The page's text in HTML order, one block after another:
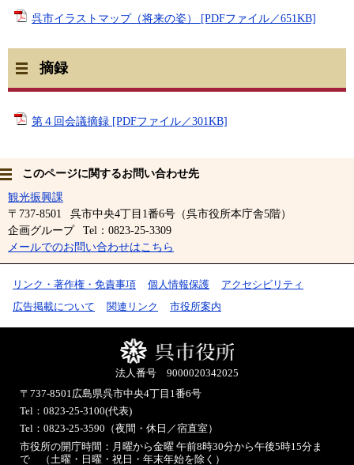
呉市イラストマップ（将来の姿） [PDFファイル／651KB]
摘録
第４回会議摘録 [PDFファイル／301KB]
このページに関するお問い合わせ先
観光振興課
〒737-8501
呉市中央4丁目1番6号（呉市役所本庁舎5階）
企画グループ
Tel：0823-25-3309
メールでのお問い合わせはこちら
リンク・著作権・免責事項 個人情報保護
アクセシビリティ
広告掲載について
関連リンク 市役所案内
法人番号 9000020342025
〒737-8501広島県呉市中央4丁目1番6号
Tel：0823-25-3100(代表)
Tel：0823-25-3590（夜間・休日／宿直室）
市役所の開庁時間：月曜から金曜 午前8時30分から午後5時15分ま
で （土曜・日曜・祝日・年末年始を除く）